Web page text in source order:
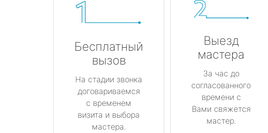
Бесплатный
вызов
На стадии звонка
договариваемся
с временем
визита и выбора
мастера.
Выезд
мастера
За час до
согласованного
времени с
Вами свяжется
мастер.